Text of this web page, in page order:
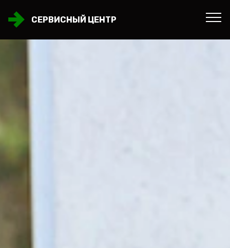
СЕРВИСНЫЙ ЦЕНТР